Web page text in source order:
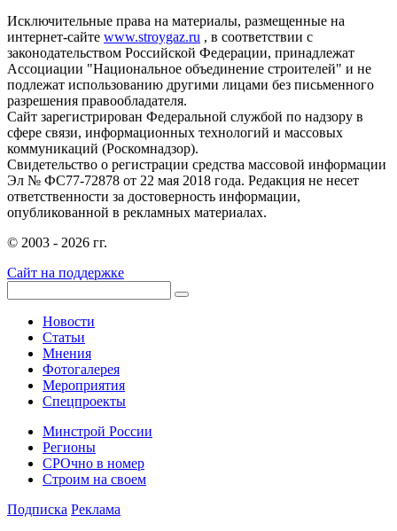
Исключительные права на материалы, размещенные на
интернет-сайте www.stroygaz.ru , в соответствии с
законодательством Российской Федерации, принадлежат
Ассоциации "Национальное объединение строителей" и не
подлежат использованию другими лицами без письменного
разрешения правообладателя.
Сайт зарегистрирован Федеральной службой по надзору в
сфере связи, информационных технологий и массовых
коммуникаций (Роскомнадзор).
Свидетельство о регистрации средства массовой информации
Эл № ФС77-72878 от 22 мая 2018 года. Редакция не несет
ответственности за достоверность информации,
опубликованной в рекламных материалах.
© 2003 - 2026 гг.
Сайт на поддержке
Новости
Статьи
Мнения
Фотогалерея
Мероприятия
Спецпроекты
Минстрой России
Регионы
СРОчно в номер
Строим на своем
Подписка Реклама